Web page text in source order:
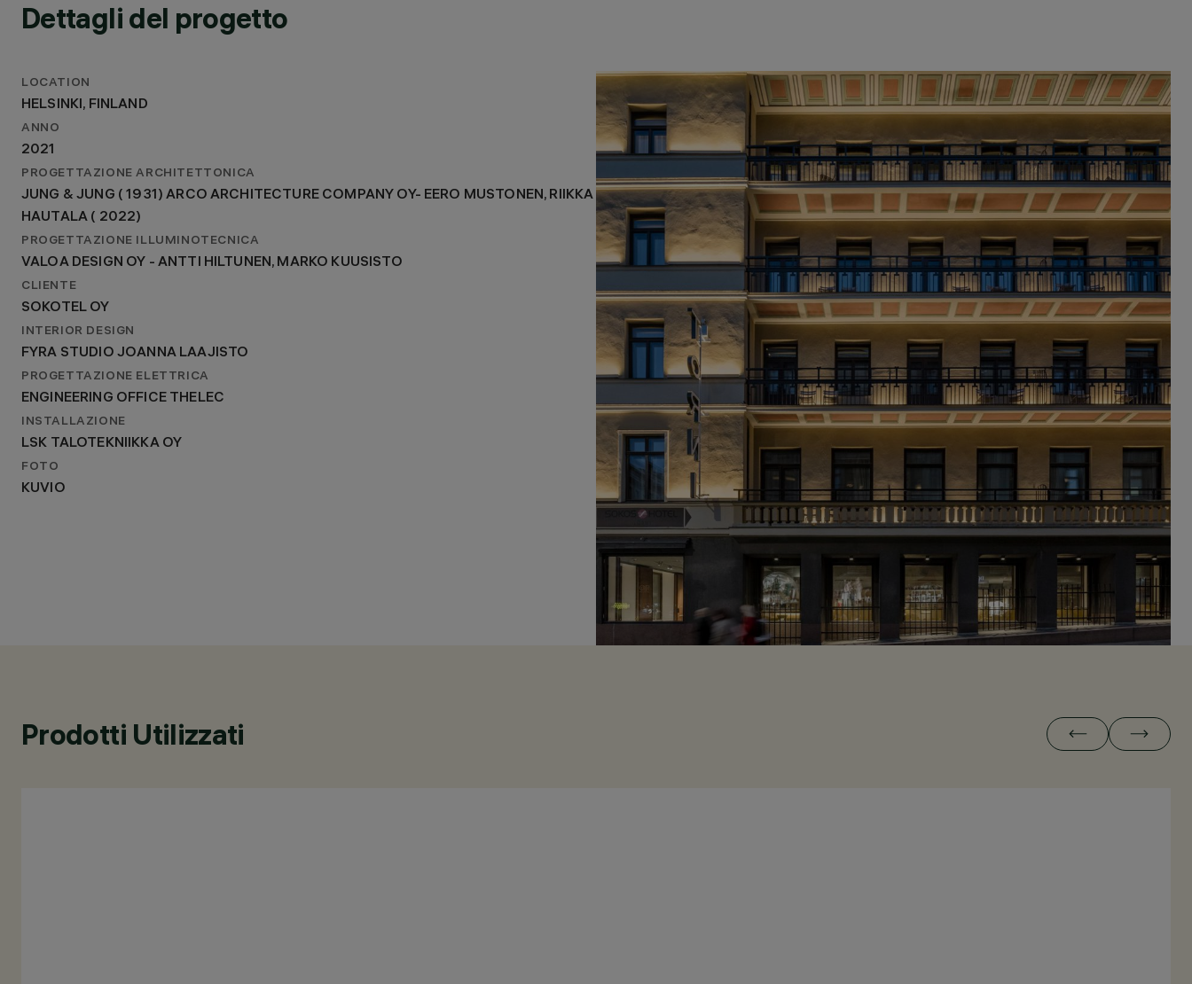
Dettagli del progetto
LOCATION
HELSINKI, FINLAND
ANNO
2021
PROGETTAZIONE ARCHITETTONICA
JUNG & JUNG ( 1931) ARCO ARCHITECTURE COMPANY OY- EERO MUSTONEN, RIIKKA
HAUTALA ( 2022)
PROGETTAZIONE ILLUMINOTECNICA
VALOA DESIGN OY - ANTTI HILTUNEN, MARKO KUUSISTO
CLIENTE
SOKOTEL OY
INTERIOR DESIGN
FYRA STUDIO JOANNA LAAJISTO
PROGETTAZIONE ELETTRICA
ENGINEERING OFFICE THELEC
INSTALLAZIONE
LSK TALOTEKNIIKKA OY
FOTO
KUVIO
Prodotti Utilizzati